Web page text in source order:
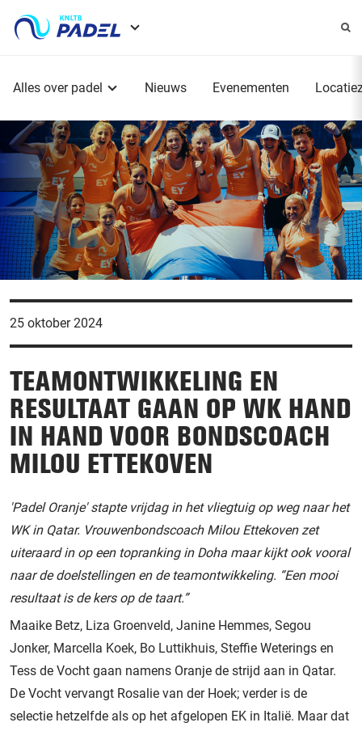
Alles over padel Nieuws Evenementen
25 oktober 2024
TEAMONTWIKKELING EN
RESULTAAT GAAN OP WK HAND
IN HAND VOOR BONDSCOACH
MILOU ETTEKOVEN
'Padel Oranje' stapte vrijdag in het vliegtuig op weg naar het
WK in Qatar. Vrouwenbondscoach Milou Ettekoven zet
uiteraard in op een topranking in Doha maar kijkt ook vooral
naar de doelstellingen en de teamontwikkeling. “Een mooi
resultaat is de kers op de taart.”
Maaike Betz, Liza Groenveld, Janine Hemmes, Segou
Jonker, Marcella Koek, Bo Luttikhuis, Steffie Weterings en
Tess de Vocht gaan namens Oranje de strijd aan in Qatar.
De Vocht vervangt Rosalie van der Hoek; verder is de
selectie hetzelfde als op het afgelopen EK in Italië. Maar dat